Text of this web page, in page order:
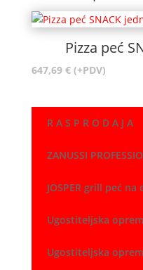
Pizza peć
647,69 € (+PDV)
R A S P R O D A J A
ZANUSSI
JOSPER grill peć
Ugostiteljska
Ugostiteljska